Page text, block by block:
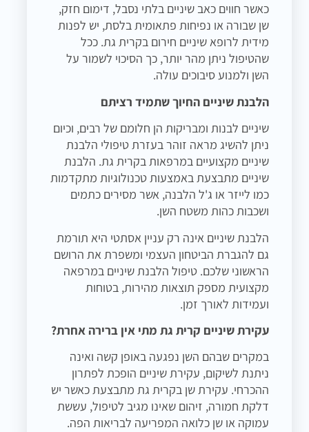
כאשר חווים כאב שיניים בלתי נסבל, דימום חזק,
שן שבורה או נפיחות פתאומית בלסת, יש לפנות
מידית לרופא שיניים חירום בקרית גת. ככל
שהטיפול ניתן מהר יותר, כך הסיכוי לשמור על
השן ולמנוע סיבוכים עולה.
הלבנת שיניים החיוך שתמיד רציתם
שיניים לבנות ומבריקות הן חלומם של רבים, וכיום
ניתן להשיג מראה זוהר בעזרת טיפולי הלבנת
שיניים מקצועיים במרפאות בקרית גת. הלבנת
שיניים מתבצעת באמצעות טכנולוגיות מתקדמות
כמו לייזר או ג'ל הלבנה, אשר מסירים כתמים
ושכבות כהות משטח השן.
הלבנת שיניים אינה רק עניין אסתטי היא תורמת
גם להגברת הביטחון העצמי ומשפרת את הרושם
הראשוני שלכם. טיפול הלבנת שיניים במרפאה
מקצועית מספק תוצאות מהירות, בטוחות
ועמידות לאורך זמן.
עקירת שיניים קרית גת מתי אין ברירה אחרת?
במקרים שבהם השן נפגעה באופן קשה ואינה
ניתנת לשיקום, עקירת שיניים הופכת לפתרון
ההכרחי. עקירת שן בקרית גת מתבצעת כאשר יש
דלקת חמורה, זיהום שאינו מגיב לטיפול, עששת
עמוקה או שן כלואה המפריעה לבריאות הפה.